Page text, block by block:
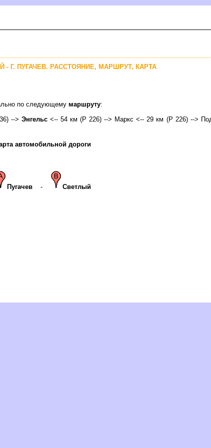
- Г. ПУГАЧЕВ. РАССТОЯНИЕ, МАРШРУТ, КАРТА
по следующему маршруту:
--> Энгельс<-- 54 км (Р 226) --> Маркс <-- 29 км (Р 226) -->
автомобильной дороги
Пугаче- Светлый